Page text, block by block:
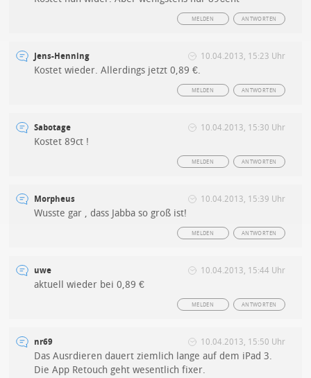
ANTWORTEN
MELDEN
Jens-Henning 10.04.2013, 15:23 Uhr
Kostet wieder. Allerdings jetzt 0,89 €.
ANTWORTEN
MELDEN
Sabotage 10.04.2013, 15:30 Uhr
Kostet 89ct !
ANTWORTEN
MELDEN
Morpheus 10.04.2013, 15:39 Uhr
Wusste gar , dass Jabba so groß ist!
ANTWORTEN
MELDEN
uwe 10.04.2013, 15:44 Uhr
aktuell wieder bei 0,89 €
ANTWORTEN
MELDEN
nr69 10.04.2013, 15:50 Uhr
Das Ausrdieren dauert ziemlich lange auf dem iPad 3.
Die App Retouch geht wesentlich fixer.